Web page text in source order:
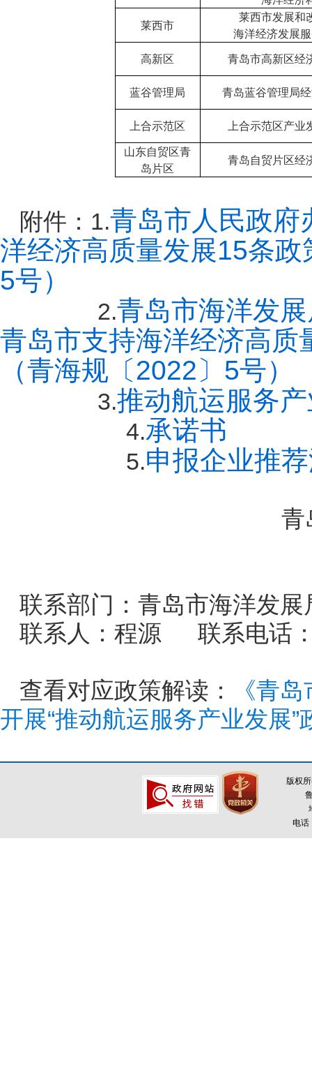
莱西市
莱西市发展和
海洋经济发展
高新区 青岛市高新区经
蓝谷管理局 青岛蓝谷管理局
上合示范区 上合示范区产业
山东自贸区青
岛片区
青岛自贸片区经
附件：1.青岛市人民政府
洋经济高质量发展15条
5号）
2.青岛市海洋发
青岛市支持海洋经济高质
（青海规〔2022〕5号）
3.推动航运服务
4.承诺书
5.申报企业推
联系部门：青岛市海洋发
联系人：程源 联系电话
查看对应政策解读：
《青
开展“推动航运服务产业发展
版权
电话